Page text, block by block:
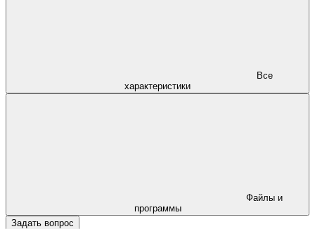
характеристики
программы
Задать вопрос